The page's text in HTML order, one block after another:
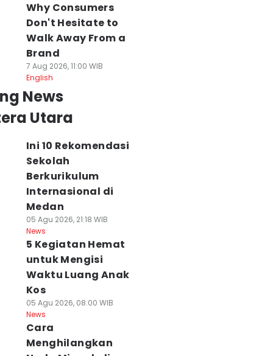
Why Consumers
Don't Hesitate to
Walk Away From a
Brand
7 Aug 2026, 11:00 WIB
English
News
Utara
Ini 10 Rekomendasi
Sekolah
Berkurikulum
Internasional di
Medan
05 Agu 2026, 21:18 WIB
News
5 Kegiatan Hemat
untuk Mengisi
Waktu Luang Anak
Kos
05 Agu 2026, 08:00 WIB
News
Cara
Menghilangkan